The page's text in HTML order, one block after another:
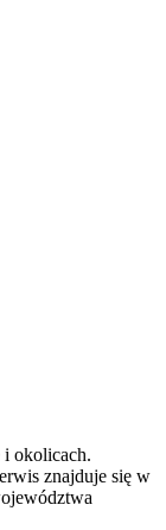
okolicach.
znajduje się w